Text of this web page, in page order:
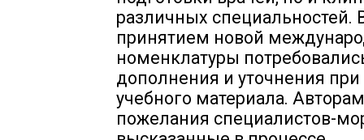
различных специальностей.
принятием новой
номенклатуры
дополнения и уточнения
учебного материала.
пожелания специалистов-